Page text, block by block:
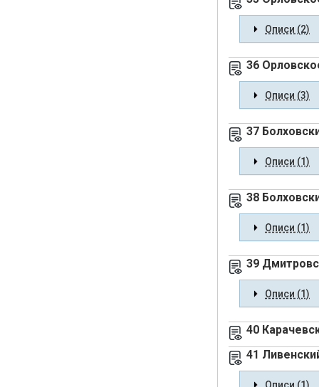
Описи (2)
36
Описи (3)
37
Описи (1)
38
Описи (1)
39
Описи (1)
40
41